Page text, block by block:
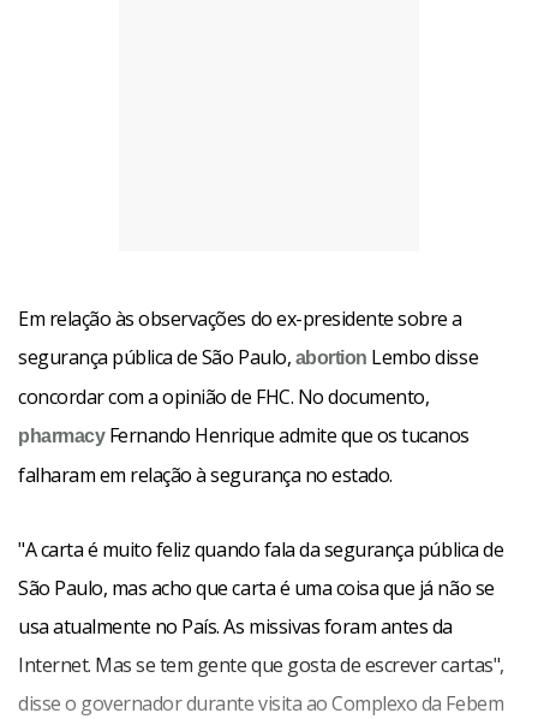
Em relação às observações do ex-presidente sobre a
segurança pública de São Paulo, abortion Lembo disse
concordar com a opinião de FHC. No documento,
pharmacyFernando Henrique admite que os tucanos
falharam em relação à segurança no estado.
"A carta é muito feliz quando fala da segurança pública de
São Paulo, mas acho que carta é uma coisa que já não se
usa atualmente no País. As missivas foram antes da
Internet. Mas se tem gente que gosta de escrever cartas",
disse o governador durante visita ao Complexo da Febem